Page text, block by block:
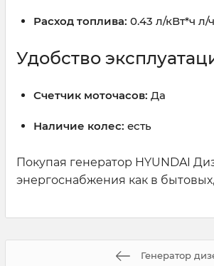
Расход топлива: 0.43 л/кВт*ч л/ч
Удобство
Счетчик моточасов: Да
Наличие колес: есть
Покупая генератор HYUNDAI
энергоснабжения как в
Генератор